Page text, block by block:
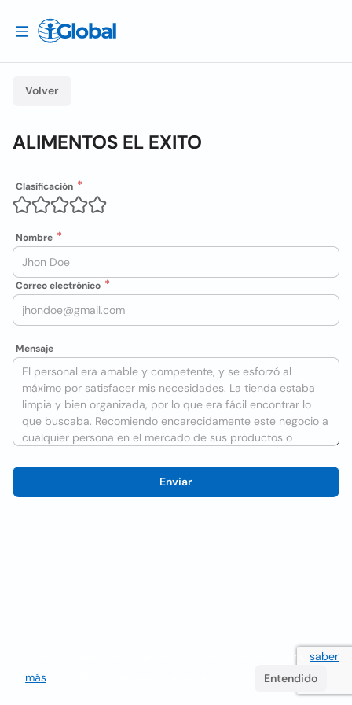
Volver
ALIMENTOS EL EXITO
Clasificación
Nombre
Correo electrónico
Mensaje
Enviar
Utilizamos cookies para mejorar la experiencia del usuario saber
más
Entendido